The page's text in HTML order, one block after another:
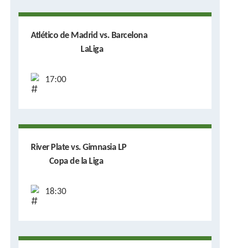
Atlético de Madrid vs. Barcelona
LaLiga
17:00
River Plate vs. Gimnasia LP
Copa de la Liga
18:30